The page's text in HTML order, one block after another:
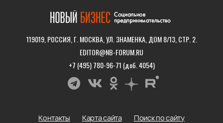
119019, РОССИЯ, Г. МОСКВА, УЛ. ЗНАМЕНКА, ДОМ 8/13, СТР. 2.
EDITOR@NB-FORUM.RU
+7 (495) 780-96-71 (доб. 4054)
Контакты Карта сайта
Поиск по сайту